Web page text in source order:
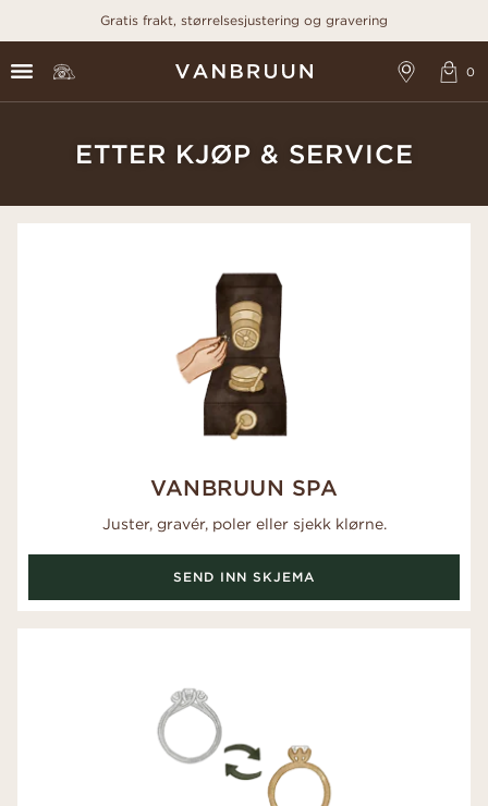
Gratis frakt, størrelsesjustering og gravering
ETTER KJØP & SERVICE
VANBRUUN SPA
Juster, gravér, poler eller sjekk klørne.
SEND INN SKJEMA